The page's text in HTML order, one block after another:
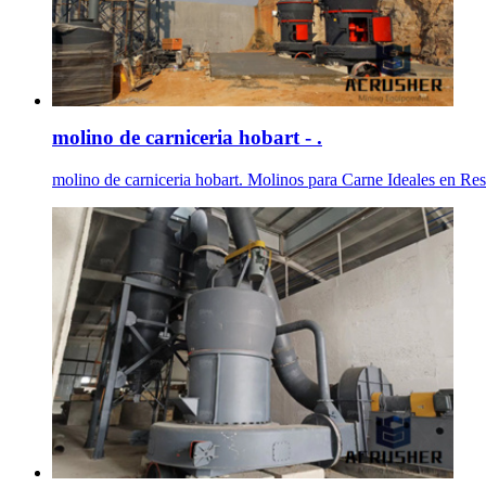
molino de carniceria hobart - .
molino de carniceria hobart. Molinos para Carne Ideales en